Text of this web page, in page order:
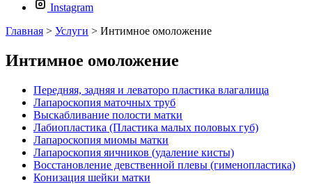
Instagram
Главная > Услуги > Интимное омоложение
Интимное омоложение
Передняя, задняя и леваторо пластика влагалища
Лапароскопия маточных труб
Выскабливание полости матки
Лабиопластика (Пластика малых половых губ)
Лапароскопия миомы матки
Лапароскопия яичников (удаление кисты)
Восстановление девственной плевы (гименопластика)
Конизация шейки матки